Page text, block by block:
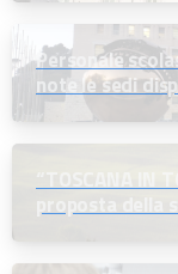
Personale
note le sedi